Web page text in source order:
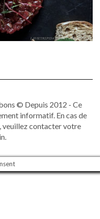
© Depuis 2012 - Ce
informatif. En cas de
veuillez contacter votre